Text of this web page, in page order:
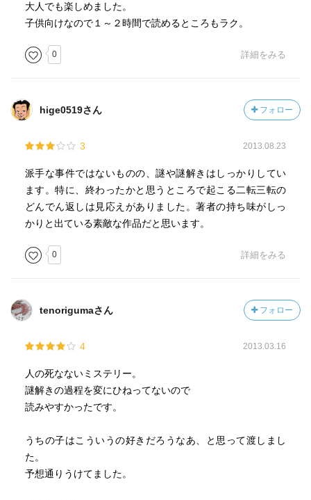
大人でも楽しめました。
子供向けなので１～２時間で読めるところもラク。
0 詳細をみる
hige0519さん フォロー
3 2013.08.23
派手な事件ではないものの、謎や謎解きはしっかりしてい
ます。特に、終わったかと思うところで起こる二転三転の
どんでん返しは見応えがありました。著者の持ち味がしっ
かりと出ている素敵な作品だと思います。
0 詳細をみる
tenorigumaさん フォロー
4 2013.03.16
人の死なないミステリー。
謎解きの過程を変にひねってないので
読みやすかったです。
うちの子はこういうの好きだろうなあ、と思って渡しまし
た。
予想通りうけてました。